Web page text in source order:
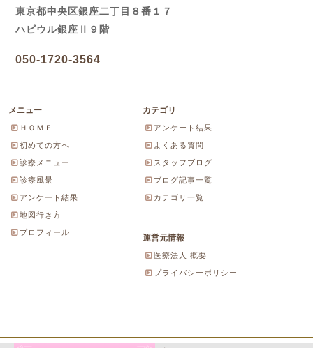
東京都中央区銀座二丁目８番１７
ハビウル銀座Ⅱ９階
050-1720-3564
メニュー
ＨＯＭＥ
初めての方へ
診療メニュー
診療風景
アンケート結果
地図行き方
プロフィール
カテゴリ
アンケート結果
よくある質問
スタッフブログ
ブログ記事一覧
カテゴリ一覧
運営元情報
医療法人 概要
プライバシーポリシー